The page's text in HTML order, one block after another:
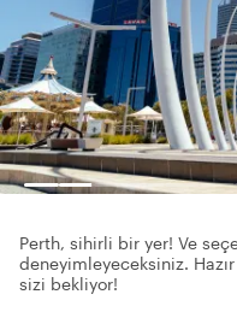
Perth, sihirli bir yer! Ve
deneyimleyeceksiniz.
sizi bekliyor!